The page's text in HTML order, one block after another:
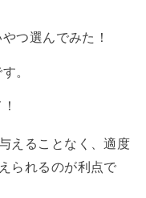
つ選んでみた！
。
えることなく、適度
られるのが利点で